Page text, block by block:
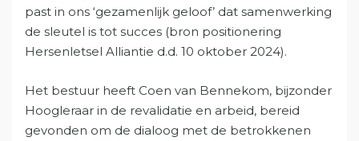
past in ons ‘gezamenlijk geloof’ dat samenwerking
de sleutel is tot succes (bron positionering
Hersenletsel Alliantie d.d. 10 oktober 2024).
Het bestuur heeft Coen van Bennekom, bijzonder
Hoogleraar in de revalidatie en arbeid, bereid
gevonden om de dialoog met de betrokkenen